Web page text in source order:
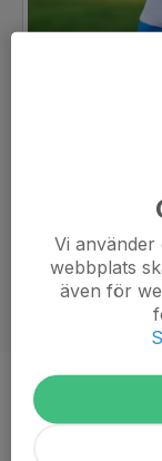
Position
Ålder
Vi
webbplats
även för